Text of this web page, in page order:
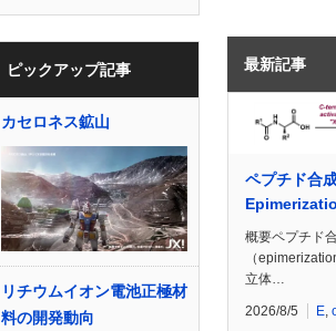
ピックアップ記事
カセロネス鉱山
リチウムイオン電池正極材
料の開発動向
最新記事
ペプチド合
概要ペプチド
（
立体…
2026/8/5 E,